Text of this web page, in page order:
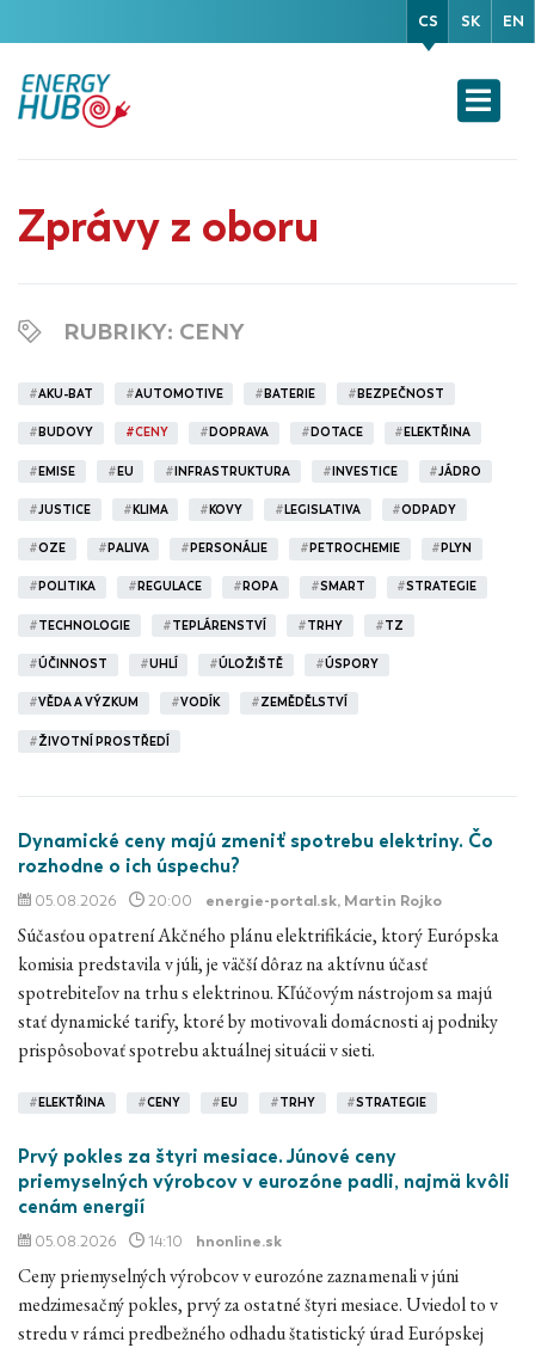
CS SK EN
Zprávy z oboru
RUBRIKY: CENY
#AKU-BAT #AUTOMOTIVE # BATERIE # BEZPEČNOST
# BUDOVY #CENY # DOPRAVA # DOTACE # ELEKTŘINA
# EMISE # EU # INFRASTRUKTURA # INVESTICE #JÁDRO
#JUSTICE # KLIMA # KOVY # LEGISLATIVA #ODPADY
#OZE # PALIVA # PERSONÁLIE # PETROCHEMIE # PLYN
#POLITIKA #REGULACE #ROPA #SMART #STRATEGIE
#TECHNOLOGIE #TEPLÁRENSTVÍ #TRHY #TZ
#ÚČINNOST #UHLÍ #ÚLOŽIŠTĚ #ÚSPORY
#VĚDA A VÝZKUM #VODÍK #ZEMĚDĚLSTVÍ
#ŽIVOTNÍ PROSTŘEDÍ
Dynamické ceny majú zmeniť spotrebu elektriny. Čo
rozhodne o ich úspechu?
05.08.2026 20:00 energie-portal.sk, Martin Rojko
Súčasťou opatrení Akčného plánu elektrifikácie, ktorý Európska
komisia predstavila v júli, je väčší dôraz na aktívnu účasť
spotrebiteľov na trhu s elektrinou. Kľúčovým nástrojom sa majú
stať dynamické tarify, ktoré by motivovali domácnosti aj podniky
prispôsobovať spotrebu aktuálnej situácii v sieti.
# ELEKTŘINA #CENY # EU #TRHY #STRATEGIE
Prvý pokles za štyri mesiace. Júnové ceny
priemyselných výrobcov v eurozóne padli, najmä kvôli
cenám energií
05.08.2026 14:10 hnonline.sk
Ceny priemyselných výrobcov v eurozóne zaznamenali v júni
medzimesačný pokles, prvý za ostatné štyri mesiace. Uviedol to v
stredu v rámci predbežného odhadu štatistický úrad Európskej